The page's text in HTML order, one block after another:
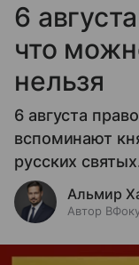
6
что
нельзя
6 августа
вспоминают
русских
Альмир
Автор